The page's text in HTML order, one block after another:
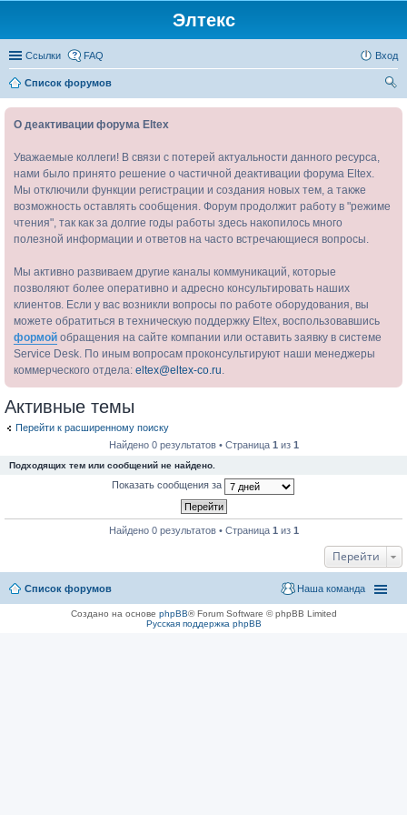
Элтекс
Ссылки FAQ Вход
Список форумов
О деактивации форума Eltex
Уважаемые коллеги! В связи с потерей актуальности данного ресурса,
нами было принято решение о частичной деактивации форума Eltex.
Мы отключили функции регистрации и создания новых тем, а также
возможность оставлять сообщения. Форум продолжит работу в "режиме
чтения", так как за долгие годы работы здесь накопилось много
полезной информации и ответов на часто встречающиеся вопросы.
Мы активно развиваем другие каналы коммуникаций, которые
позволяют более оперативно и адресно консультировать наших
клиентов. Если у вас возникли вопросы по работе оборудования, вы
можете обратиться в техническую поддержку Eltex, воспользовавшись
формой обращения на сайте компании или оставить заявку в системе
Service Desk. По иным вопросам проконсультируют наши менеджеры
коммерческого отдела: eltex@eltex-co.ru.
Активные темы
Перейти к расширенному поиску
Найдено 0 результатов • Страница 1 из 1
Подходящих тем или сообщений не найдено.
Показать сообщения за
Найдено 0 результатов • Страница 1 из 1
Перейти
Список форумов Наша команда
Создано на основе phpBB® Forum Software © phpBB Limited
Русская поддержка phpBB